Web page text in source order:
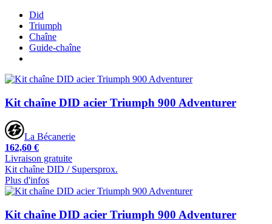
Did
Triumph
Chaîne
Guide-chaîne
Kit chaîne DID acier Triumph 900 Adventurer
La Bécanerie
162,60 €
Livraison gratuite
Kit chaîne DID / Supersprox.
Plus d'infos
Kit chaîne DID acier Triumph 900 Adventurer